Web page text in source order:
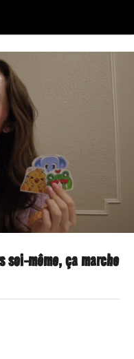
soi-même, ça marche